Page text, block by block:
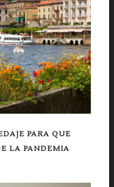
PARA QUE
LA PANDEMIA